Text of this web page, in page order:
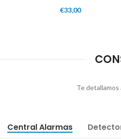
€33,00
Te detallamos
Central Alarmas